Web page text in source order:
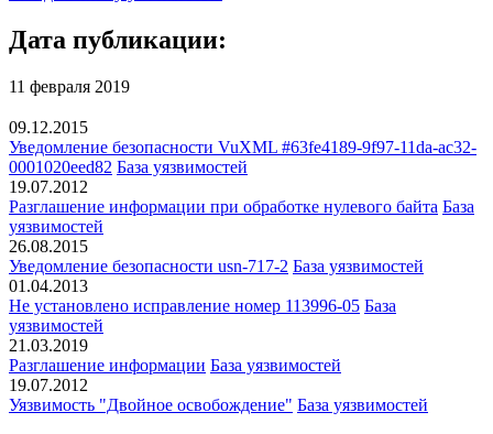
Дата публикации:
11 февраля 2019
09.12.2015
Уведомление безопасности VuXML #63fe4189-9f97-11da-ac32-
0001020eed82 База уязвимостей
19.07.2012
Разглашение информации при обработке нулевого байта База
уязвимостей
26.08.2015
Уведомление безопасности usn-717-2 База уязвимостей
01.04.2013
Не установлено исправление номер 113996-05 База
уязвимостей
21.03.2019
Разглашение информации База уязвимостей
19.07.2012
Уязвимость "Двойное освобождение" База уязвимостей